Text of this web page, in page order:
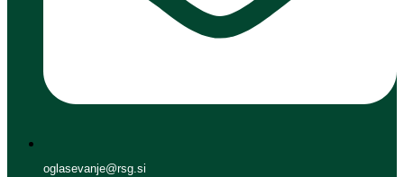
oglasevanje@rsg.si